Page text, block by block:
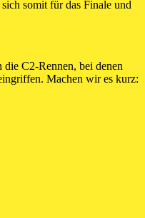
somit für das Finale und
C2-Rennen, bei denen
Machen wir es kurz: